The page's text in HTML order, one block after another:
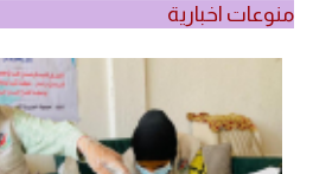
منوعات اخبارية